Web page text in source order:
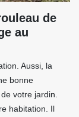
de
au
Aussi, la
bonne
votre jardin.
habitation. Il